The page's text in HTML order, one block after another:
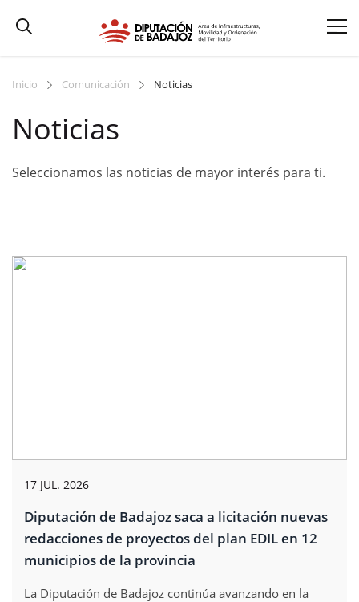
Inicio Comunicación Noticias
Noticias
Seleccionamos las noticias de mayor interés para ti.
17 JUL. 2026
Diputación de Badajoz saca a licitación nuevas
redacciones de proyectos del plan EDIL en 12
municipios de la provincia
La Diputación de Badajoz continúa avanzando en la